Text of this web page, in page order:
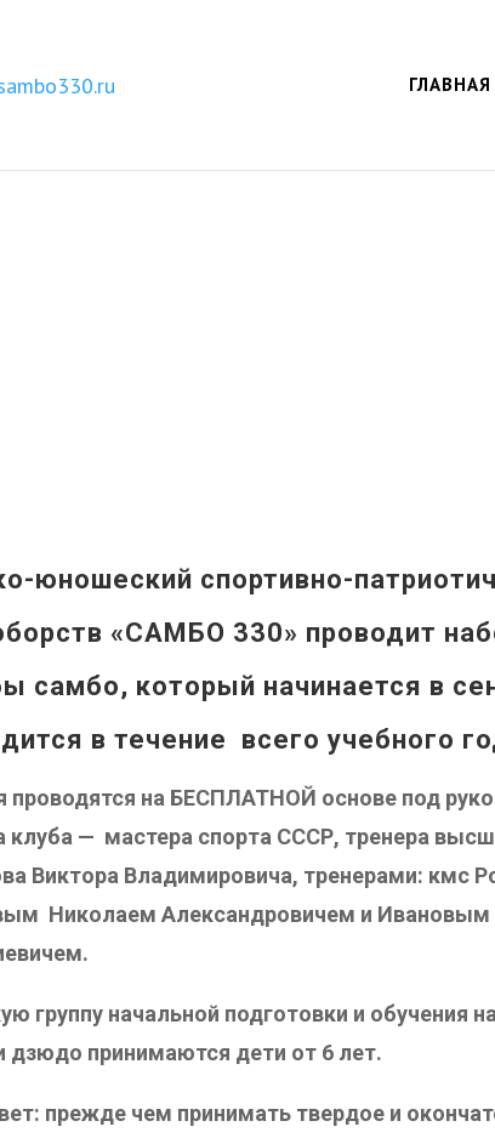
юношеский спортивно-
«САМБО 330» проводит
самбо, который начинается в
в течение всего учебного
проводятся на БЕСПЛАТНОЙ основе под
клуба — мастера спорта СССР, тренера
Виктора Владимировича, тренерами: кмс
Николаем Александровичем и
группу начальной подготовки и обучения
дзюдо принимаются дети от 6 лет.
прежде чем принимать твердое и